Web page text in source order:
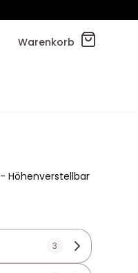
Warenkorb
Höhenverstellbar
3